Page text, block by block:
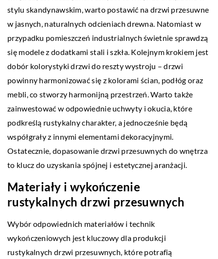
stylu skandynawskim, warto postawić na drzwi przesuwne
w jasnych, naturalnych odcieniach drewna. Natomiast w
przypadku pomieszczeń industrialnych świetnie sprawdzą
się modele z dodatkami stali i szkła. Kolejnym krokiem jest
dobór kolorystyki drzwi do reszty wystroju – drzwi
powinny harmonizować się z kolorami ścian, podłóg oraz
mebli, co stworzy harmonijną przestrzeń. Warto także
zainwestować w odpowiednie uchwyty i okucia, które
podkreślą rustykalny charakter, a jednocześnie będą
współgrały z innymi elementami dekoracyjnymi.
Ostatecznie, dopasowanie drzwi przesuwnych do wnętrza
to klucz do uzyskania spójnej i estetycznej aranżacji.
Materiały i wykończenie
rustykalnych drzwi przesuwnych
Wybór odpowiednich materiałów i technik
wykończeniowych jest kluczowy dla produkcji
rustykalnych drzwi przesuwnych, które potrafią